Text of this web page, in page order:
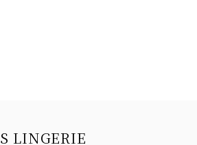
S LINGERIE